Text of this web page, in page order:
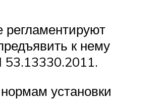
регламентируют
к нему
53.13330.2011.
установки